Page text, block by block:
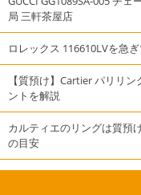
局 三軒茶屋店
ロレックス 116610LVを急
【質預け】Cartier パリリ
ントを解説
カルティエのリングは質預
の目安